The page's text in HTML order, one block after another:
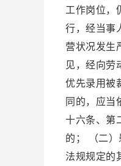
工作岗位，
行，经当事
营状况发生
见，经向劳
优先录用被
同的，应当
十六条、第
的； （二
法规规定的